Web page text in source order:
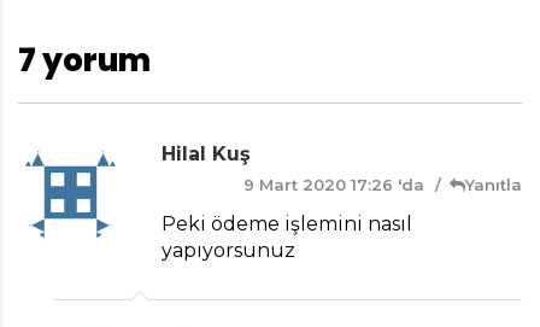
7 yorum
Hilal Kuş
9 Mart 2020 17:26 'da Yanıtla
Peki ödeme işlemini nasıl
yapıyorsunuz